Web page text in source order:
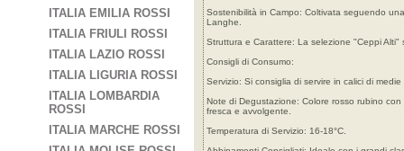
ITALIA EMILIA ROSSI
ITALIA FRIULI ROSSI
ITALIA LAZIO ROSSI
ITALIA LIGURIA ROSSI
ITALIA LOMBARDIA
ROSSI
ITALIA MARCHE ROSSI
Sostenibilità in Campo: Coltivata seguendo
Langhe.
Struttura e Carattere: La selezione "Ceppi
Consigli di Consumo:
Servizio: Si consiglia di servire in calici di
Note di Degustazione: Colore rosso rubino
fresca e avvolgente.
Temperatura di Servizio: 16-18°C.